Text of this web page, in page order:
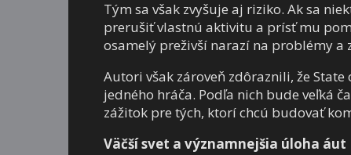
Tým sa však zvyšuje aj riziko. Ak sa
prerušiť vlastnú aktivitu a prísť mu
osamelý preživší narazí na problémy a
Autori však zároveň zdôraznili, že
jedného hráča. Podľa nich bude veľká
zážitok pre tých, ktorí chcú budovať
Väčší svet a významnejšia úloha áut